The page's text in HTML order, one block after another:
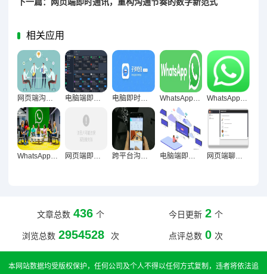
相关应用
网页端沟通工具效率管理的价值重塑与路径探索 电脑端即时通讯，构建稳定工作节奏的数字化基石 电脑即时通讯，专注利器抑或分心之源？ WhatsApp网页版，多任务办公人群的高效沟通利器与价值解析 WhatsApp网页版为何成为用户长期沟通新宠？
WhatsApp网页版办公场景优势深度剖析 网页端即时通讯，信息同步速度的技术架构与用户体验深度解析 跨平台沟通新范式，WhatsApp网页版重构日常工作场景 电脑端即时通讯，专注力重构的数字化破局之道 网页端聊天对沟通透明度的多维提升路径探究
文章总数 436 个 今日更新 2 个
浏览总数 2954528 次 点评总数 0 次
本网站数据均受版权保护，任何公司及个人不得以任何方式复制，违者将依法追